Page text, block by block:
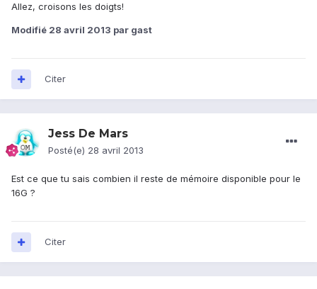
Allez, croisons les doigts!
Modifié 28 avril 2013 par gast
Citer
Jess De Mars
Posté(e) 28 avril 2013
Est ce que tu sais combien il reste de mémoire disponible pour le
16G ?
Citer